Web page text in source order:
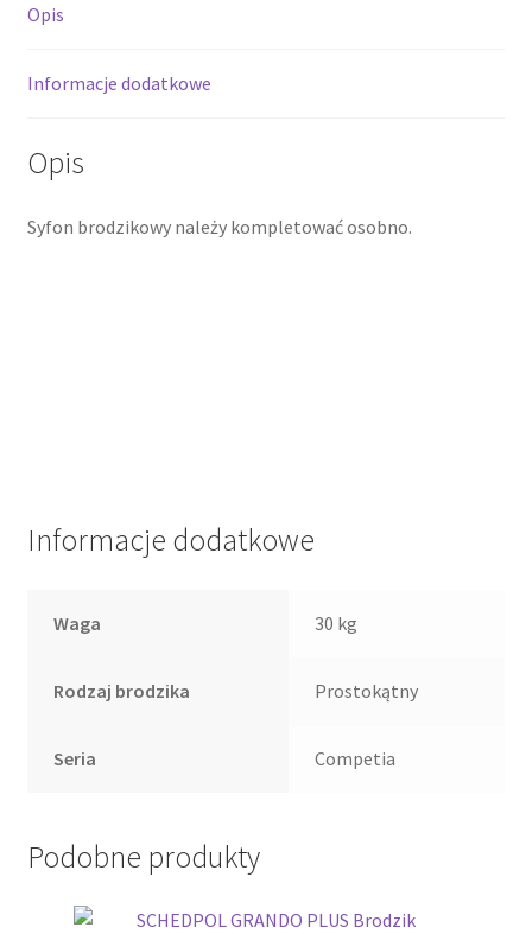
Opis
Informacje dodatkowe
Opis
Syfon brodzikowy należy kompletować osobno.
Informacje dodatkowe
Waga 30 kg
Rodzaj brodzika Prostokątny
Seria Competia
Podobne produkty